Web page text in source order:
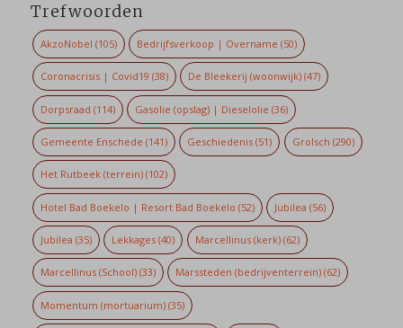
Trefwoorden
AkzoNobel (105) Bedrijfsverkoop | Overname (50)
Coronacrisis | Covid19 (38) De Bleekerij (woonwijk) (47)
Dorpsraad (114) Gasolie (opslag) | Dieselolie (36)
Gemeente Enschede (141) Geschiedenis (51) Grolsch (290)
Het Rutbeek (terrein)(102)
Hotel Bad Boekelo | Resort Bad Boekelo (52) Jubilea (56)
Jubilea (35) Lekkages (40) Marcellinus (kerk)(62)
Marcellinus (School)(33) Marssteden (bedrijventerrein) (62)
Momentum (mortuarium)(35)